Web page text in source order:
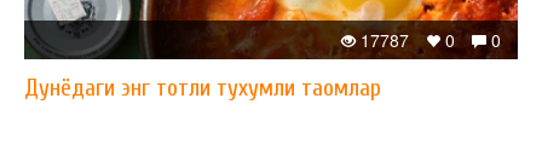
0
0
17787
Дунёдаги энг тотли тухумли таомлар